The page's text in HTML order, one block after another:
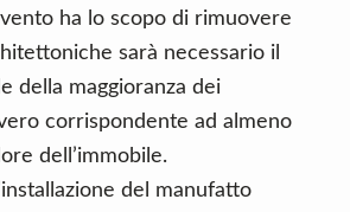
ha lo scopo di rimuovere
sarà necessario il
della maggioranza dei
corrispondente ad almeno
dell’immobile.
del manufatto